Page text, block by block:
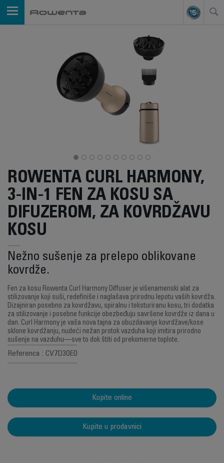
ROWENTA CURL HARMONY,
3-IN-1 FEN ZA KOSU SA
DIFUZEROM, ZA KOVRDŽAVU
KOSU
Nežno sušenje za prelepo oblikovane
kovrdže.
Fen za kosu Rowenta Curl Harmony Diffuser je višenamenski alat za
stilizovanje koji suši, redefiniše i naglašava prirodnu lepotu vaših kovrdža.
Dizajniran posebno za kovrdžavu, spiralnu i teksturiranu kosu, tri dodatka
za stilizovanje i posebne funkcije obezbeđuju savršene kovrdže iz dana u
dan. Curl Harmony je vaša nova tajna za obuzdavanje kovrdžave/kose
sklone kovrdžanju, nudeći nežan protok vazduha koji imitira prirodno
sušenje na vazduhu—sve to dok štiti od prekomerne toplote.
Referenca : CV7D30E0
Kupite online
Kupite u prodavnici